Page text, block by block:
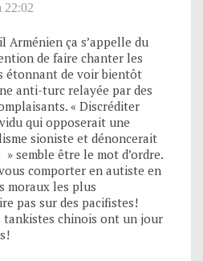
22:02
Arménien ça s’appelle du
de faire chanter les
étonnant de voir bientôt
anti-turc relayée par des
« Discréditer
qui opposerait une
sioniste et dénoncerait
semble être le mot d’ordre.
comporter en autiste en
moraux les plus
pas sur des pacifistes!
tankistes chinois ont un jour